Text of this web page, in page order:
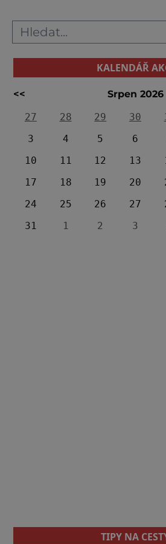
KALENDÁŘ
<< Srpen 2026
27
28 29 30
3
4 5 6
10
11 12 13
17
18 19 20
24
25 26 27
31
1 2 3
TIPY NA